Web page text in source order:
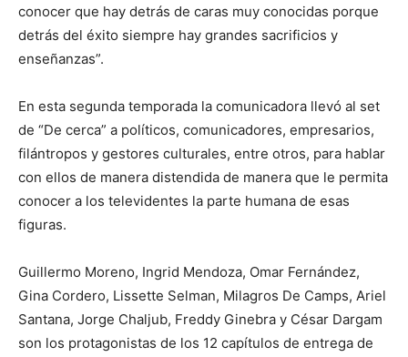
conocer que hay detrás de caras muy conocidas porque
detrás del éxito siempre hay grandes sacrificios y
enseñanzas”.
En esta segunda temporada la comunicadora llevó al set
de “De cerca” a políticos, comunicadores, empresarios,
filántropos y gestores culturales, entre otros, para hablar
con ellos de manera distendida de manera que le permita
conocer a los televidentes la parte humana de esas
figuras.
Guillermo Moreno, Ingrid Mendoza, Omar Fernández,
Gina Cordero, Lissette Selman, Milagros De Camps, Ariel
Santana, Jorge Chaljub, Freddy Ginebra y César Dargam
son los protagonistas de los 12 capítulos de entrega de